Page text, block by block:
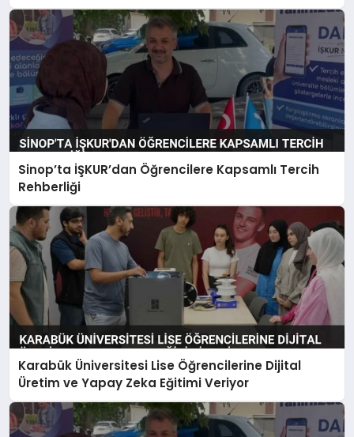
Sinop’ta İŞKUR’dan Öğrencilere Kapsamlı Tercih
Rehberliği
Karabük Üniversitesi Lise Öğrencilerine Dijital
Üretim ve Yapay Zeka Eğitimi Veriyor